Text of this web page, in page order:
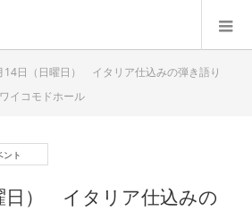
14日（日曜日） イタリア仕込みの弾き語り
イコモドホール
ント
日） イタリア仕込みの